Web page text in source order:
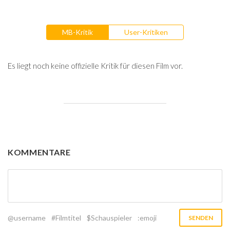
MB-Kritik User-Kritiken
Es liegt noch keine offizielle Kritik für diesen Film vor.
KOMMENTARE
@username #Filmtitel $Schauspieler :emoji